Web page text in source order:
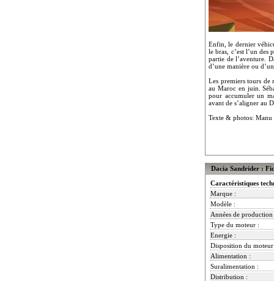
Enfin, le dernier
le bras, c’est l’un
partie de l’aventure.
d’une manière ou
Les premiers tours de
au Maroc en juin.
pour accumuler un
avant de s’aligner au
Texte & photos: Manu
Dacia Sandrider :
Caractéristiques
Marque :
Modèle :
Années de production
Type du moteur :
Energie :
Disposition du
Alimentation :
Suralimentation :
Distribution :